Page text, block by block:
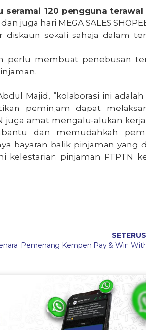
seramai 120 pengguna terawal
juga hari MEGA SALES
diskaun sekali sahaja dalam
perlu membuat penebusan
Majid, “kolaborasi ini
peminjam dapat
juga amat mengalu-alukan
dan memudahkah
bayaran balik pinjaman yang
pinjaman PTPTN
Pemenang Kempen Pay & Win